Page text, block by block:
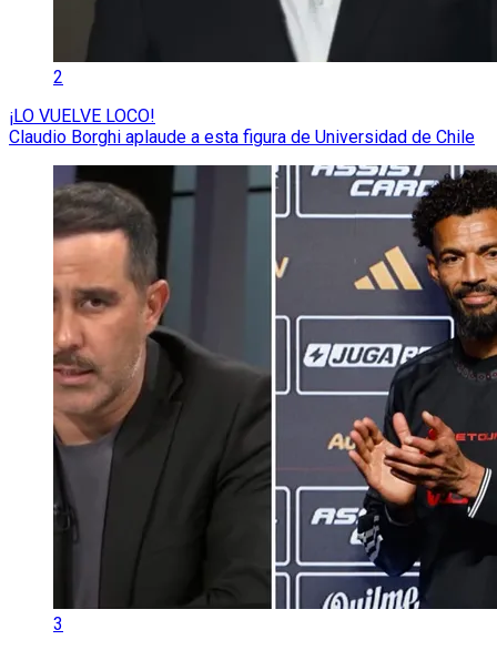
2
¡LO VUELVE LOCO!
Claudio Borghi aplaude a esta figura de Universidad de Chile
3